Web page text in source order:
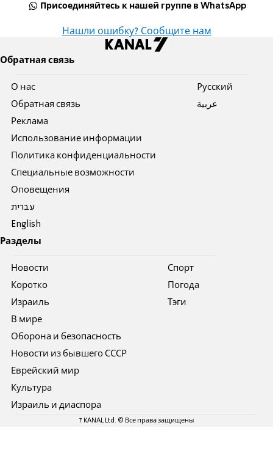
Присоединяйтесь к нашей группе в WhatsApp
Нашли ошибку? Сообщите нам
Обратная связь
О нас
Обратная связь
Реклама
Использование информации
Политика конфиденциальности
Специальные возможности
Оповещения
עברית
English
Pусский
عربية
Разделы
Новости
Коротко
Израиль
В мире
Оборона и безопасность
Новости из бывшего СССР
Еврейский мир
Культура
Израиль и диаспора
Спорт
Погода
Тэги
7 KANAL Ltd. © Все права защищены